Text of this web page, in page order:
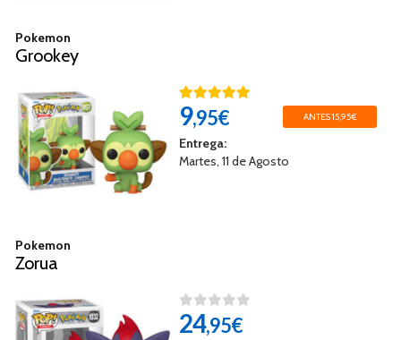
Pokemon
Grookey
9,95€ ANTES 15,95€
Entrega:
Martes, 11 de Agosto
Pokemon
Zorua
24,95€